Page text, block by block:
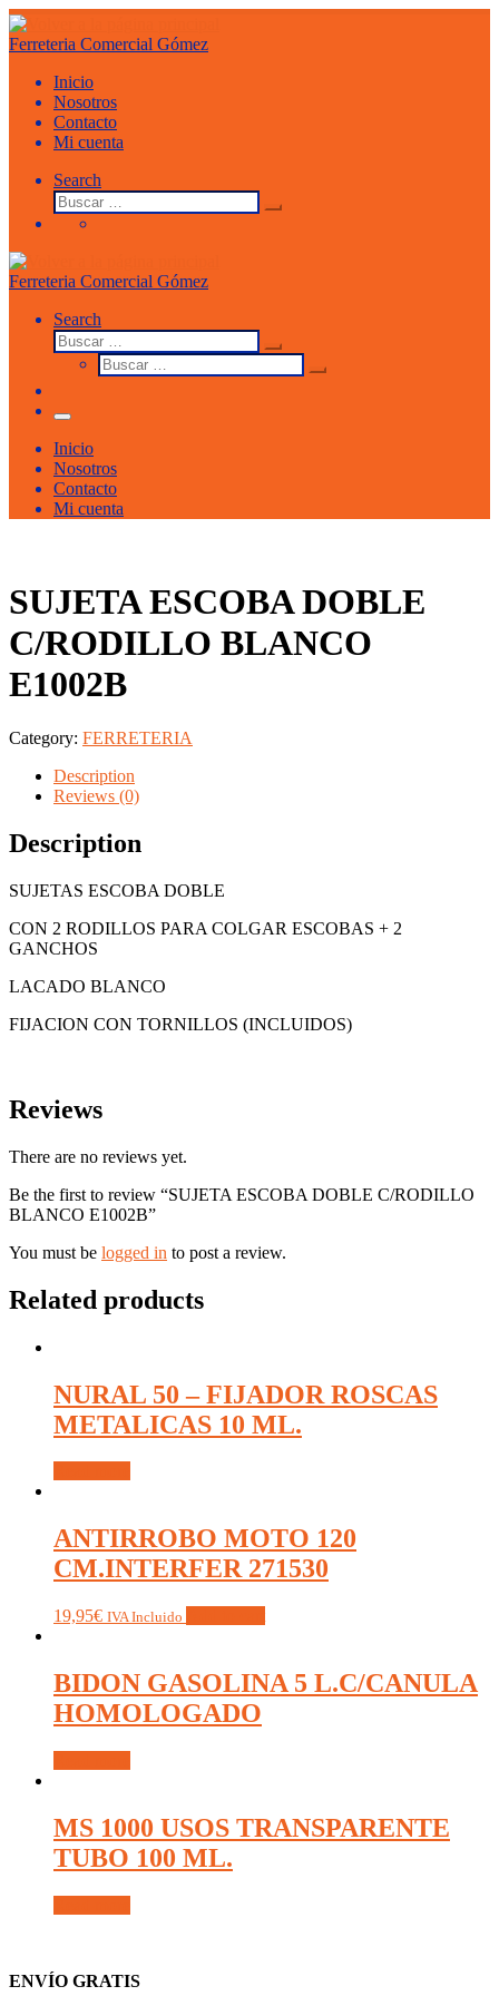
Saltar
al
contenido
Ferreteria Comercial Gómez
Inicio
Nosotros
Contacto
Mi cuenta
Search
Buscar
Buscar
Ferreteria Comercial Gómez
Search
Buscar
Buscar
…
Buscar
Buscar
Menu
Inicio
Nosotros
Contacto
Mi cuenta
SUJETA ESCOBA DOBLE
C/RODILLO BLANCO
E1002B
Category: FERRETERIA
Description
Reviews (0)
Description
SUJETAS ESCOBA DOBLE
CON 2 RODILLOS PARA COLGAR ESCOBAS + 2
GANCHOS
LACADO BLANCO
FIJACION CON TORNILLOS (INCLUIDOS)
Reviews
There are no reviews yet.
Be the first to review “SUJETA ESCOBA DOBLE C/RODILLO
BLANCO E1002B”
You must be logged in to post a review.
Related products
NURAL 50 – FIJADOR ROSCAS
METALICAS 10 ML.
ANTIRROBO MOTO 120
CM.INTERFER 271530
19,95€ IVA Incluido
BIDON GASOLINA 5 L.C/CANULA
HOMOLOGADO
MS 1000 USOS TRANSPARENTE
TUBO 100 ML.
ENVÍO GRATIS